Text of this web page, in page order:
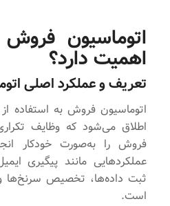
اتوماسیون
اهمیت دارد؟
تعریف و عملکرد اصلی
اتوماسیون فروش به استفاده
اطلاق می‌شود که وظایف
فروش را به‌صورت خودکار
عملکردهایی مانند پیگیری
ثبت داده‌ها، تخصیص سرنخ‌ها
است.